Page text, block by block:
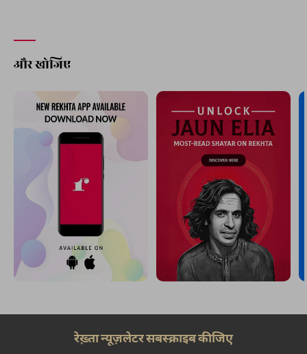
और खोजिए
रेख़्ता न्यूज़लेटर सबस्क्राइब कीजिए